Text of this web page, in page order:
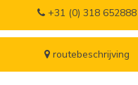
+31 (0) 318 652888
routebeschrijving